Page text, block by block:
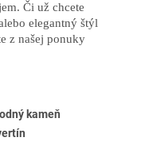
Či už chcete
elegantný štýl
z našej ponuky
kameň